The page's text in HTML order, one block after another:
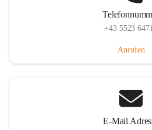
+43 5523
Anrufen
E-Mail